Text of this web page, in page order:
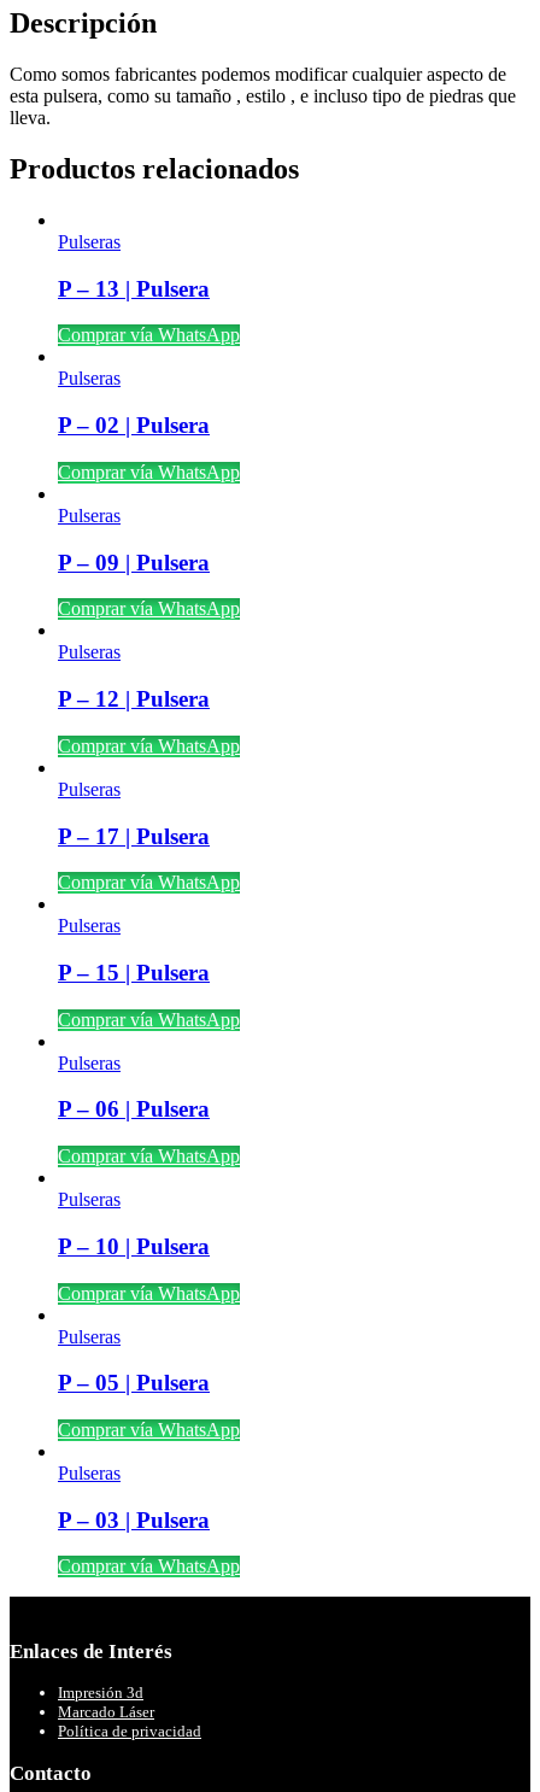
Descripción
Como somos fabricantes podemos modificar cualquier aspecto de
esta pulsera, como su tamaño , estilo , e incluso tipo de piedras que
lleva.
Productos relacionados
Pulseras
P – 13 | Pulsera
Comprar vía WhatsApp
Pulseras
P – 02 | Pulsera
Comprar vía WhatsApp
Pulseras
P – 09 | Pulsera
Comprar vía WhatsApp
Pulseras
P – 12 | Pulsera
Comprar vía WhatsApp
Pulseras
P – 17 | Pulsera
Comprar vía WhatsApp
Pulseras
P – 15 | Pulsera
Comprar vía WhatsApp
Pulseras
P – 06 | Pulsera
Comprar vía WhatsApp
Pulseras
P – 10 | Pulsera
Comprar vía WhatsApp
Pulseras
P – 05 | Pulsera
Comprar vía WhatsApp
Pulseras
P – 03 | Pulsera
Comprar vía WhatsApp
Enlaces de Interés
Impresión 3d
Marcado Láser
Política de privacidad
Contacto